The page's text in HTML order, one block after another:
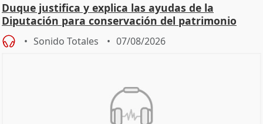
Duque justifica y explica las ayudas de la
Diputación para conservación del patrimonio
Sonido Totales 07/08/2026